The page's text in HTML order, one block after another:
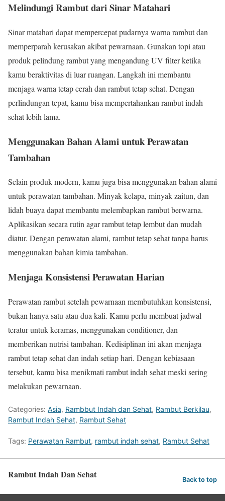
Melindungi Rambut dari Sinar Matahari
Sinar matahari dapat mempercepat pudarnya warna rambut dan
memperparah kerusakan akibat pewarnaan. Gunakan topi atau
produk pelindung rambut yang mengandung UV filter ketika
kamu beraktivitas di luar ruangan. Langkah ini membantu
menjaga warna tetap cerah dan rambut tetap sehat. Dengan
perlindungan tepat, kamu bisa mempertahankan rambut indah
sehat lebih lama.
Menggunakan Bahan Alami untuk Perawatan
Tambahan
Selain produk modern, kamu juga bisa menggunakan bahan alami
untuk perawatan tambahan. Minyak kelapa, minyak zaitun, dan
lidah buaya dapat membantu melembapkan rambut berwarna.
Aplikasikan secara rutin agar rambut tetap lembut dan mudah
diatur. Dengan perawatan alami, rambut tetap sehat tanpa harus
menggunakan bahan kimia tambahan.
Menjaga Konsistensi Perawatan Harian
Perawatan rambut setelah pewarnaan membutuhkan konsistensi,
bukan hanya satu atau dua kali. Kamu perlu membuat jadwal
teratur untuk keramas, menggunakan conditioner, dan
memberikan nutrisi tambahan. Kedisiplinan ini akan menjaga
rambut tetap sehat dan indah setiap hari. Dengan kebiasaan
tersebut, kamu bisa menikmati rambut indah sehat meski sering
melakukan pewarnaan.
Categories: Asia, Rambbut Indah dan Sehat, Rambut Berkilau,
Rambut Indah Sehat, Rambut Sehat
Tags: Perawatan Rambut, rambut indah sehat, Rambut Sehat
Rambut Indah Dan Sehat Back to top